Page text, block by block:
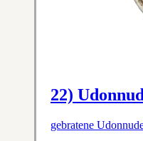
22)
gebratene